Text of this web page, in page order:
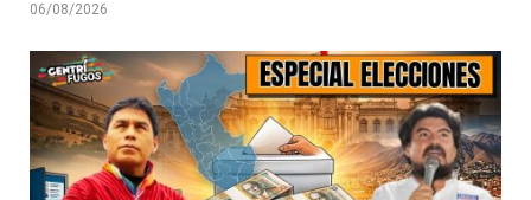
06/08/2026